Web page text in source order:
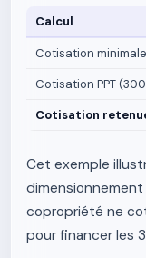
Calcul
Cotisation
Cotisation PPT
Cotisation
Cet exemple
dimensionnement
copropriété ne
pour financer les